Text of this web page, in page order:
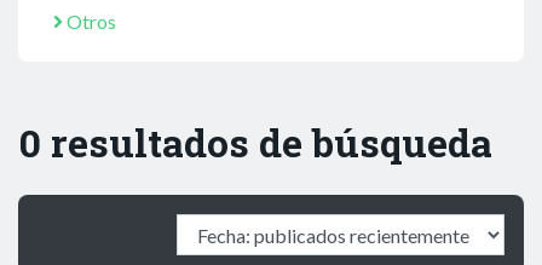
Otros
0 resultados de búsqueda